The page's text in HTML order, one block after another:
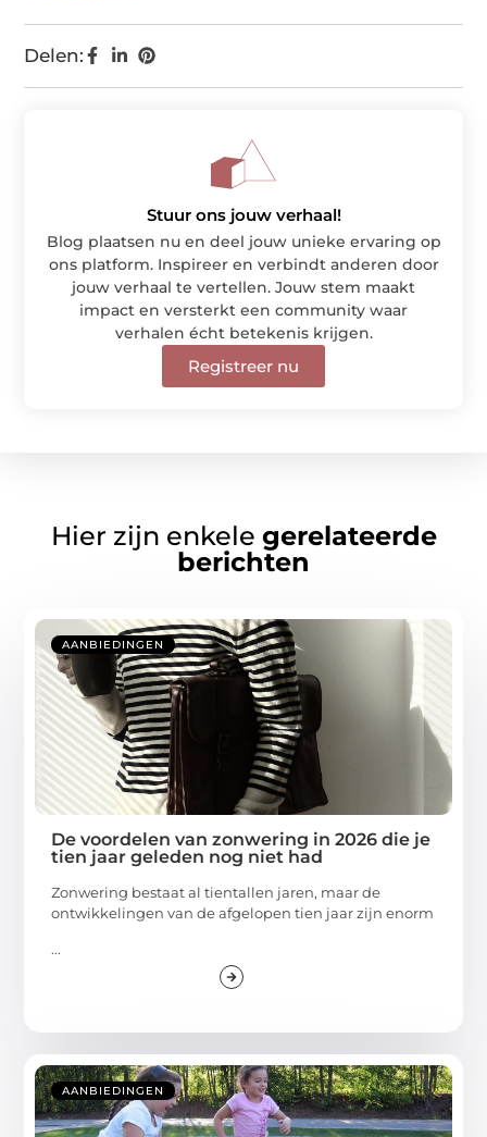
Delen:
Stuur ons jouw verhaal!
Blog plaatsen nu en deel jouw unieke ervaring op
ons platform. Inspireer en verbindt anderen door
jouw verhaal te vertellen. Jouw stem maakt
impact en versterkt een community waar
verhalen écht betekenis krijgen.
Registreer nu
Hier zijn enkele gerelateerde
berichten
AANBIEDINGEN
De voordelen van zonwering in 2026 die je
tien jaar geleden nog niet had
Zonwering bestaat al tientallen jaren, maar de
ontwikkelingen van de afgelopen tien jaar zijn enorm
...
AANBIEDINGEN